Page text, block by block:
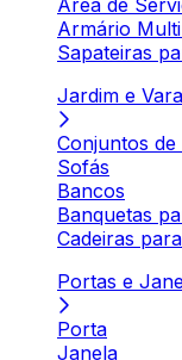
Área de
Armário
Sapateiras
Jardim e
Conjuntos
Sofás
Bancos
Banquetas
Cadeiras
Portas e
Porta
Janela